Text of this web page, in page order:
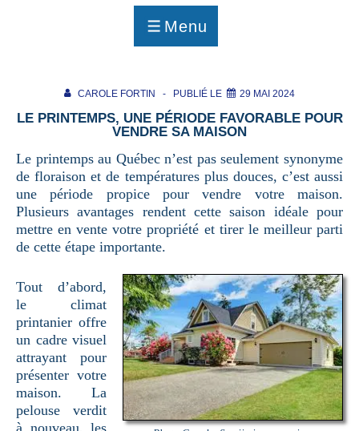
Menu
MENU
CAROLE FORTIN PUBLIÉ LE 29 MAI 2024
LE PRINTEMPS, UNE PÉRIODE FAVORABLE POUR
VENDRE SA MAISON
Le printemps au Québec n’est pas seulement synonyme
de floraison et de températures plus douces, c’est aussi
une période propice pour vendre votre maison.
Plusieurs avantages rendent cette saison idéale pour
mettre en vente votre propriété et tirer le meilleur parti
de cette étape importante.
Tout d’abord,
le climat
printanier offre
un cadre visuel
attrayant pour
présenter votre
maison. La
pelouse verdit
à nouveau, les